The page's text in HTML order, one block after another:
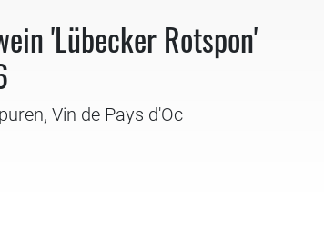
'Lübecker Rotspon'
Vin de Pays d'Oc